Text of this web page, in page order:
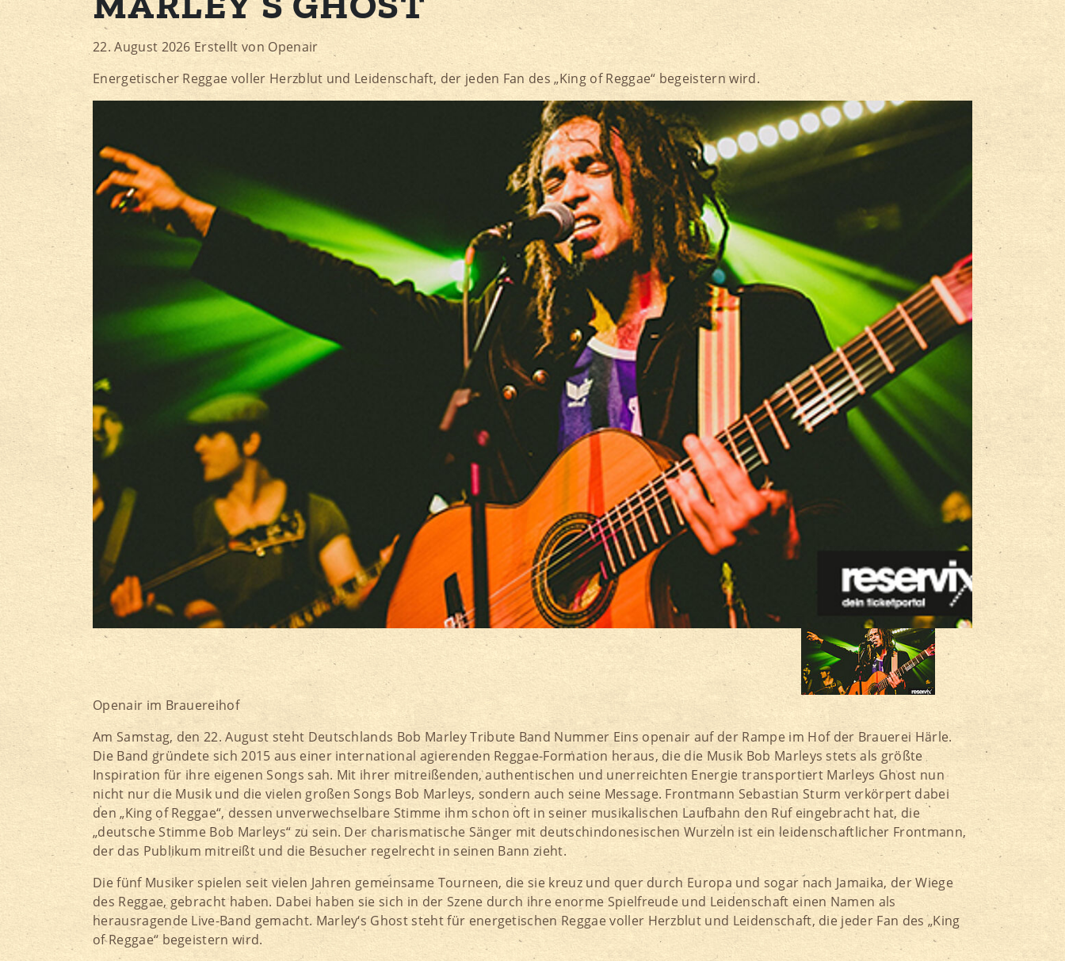
22. August 2026 Erstellt von Openair
Energetischer Reggae voller Herzblut und Leidenschaft, der jeden Fan des „King of Reggae“ begeistern wird.
Openair im Brauereihof
Am Samstag, den 22. August steht Deutschlands Bob Marley Tribute Band Nummer Eins openair auf der Rampe im Hof der Brauerei Härle.
Die Band gründete sich 2015 aus einer international agierenden Reggae-Formation heraus, die die Musik Bob Marleys stets als größte
Inspiration für ihre eigenen Songs sah. Mit ihrer mitreißenden, authentischen und unerreichten Energie transportiert Marleys Ghost nun
nicht nur die Musik und die vielen großen Songs Bob Marleys, sondern auch seine Message. Frontmann Sebastian Sturm verkörpert dabei
den „King of Reggae“, dessen unverwechselbare Stimme ihm schon oft in seiner musikalischen Laufbahn den Ruf eingebracht hat, die
„deutsche Stimme Bob Marleys“ zu sein. Der charismatische Sänger mit deutschindonesischen Wurzeln ist ein leidenschaftlicher Frontmann,
der das Publikum mitreißt und die Besucher regelrecht in seinen Bann zieht.
Die fünf Musiker spielen seit vielen Jahren gemeinsame Tourneen, die sie kreuz und quer durch Europa und sogar nach Jamaika, der Wiege
des Reggae, gebracht haben. Dabei haben sie sich in der Szene durch ihre enorme Spielfreude und Leidenschaft einen Namen als
herausragende Live-Band gemacht. Marley‘s Ghost steht für energetischen Reggae voller Herzblut und Leidenschaft, die jeder Fan des „King
of Reggae“ begeistern wird.